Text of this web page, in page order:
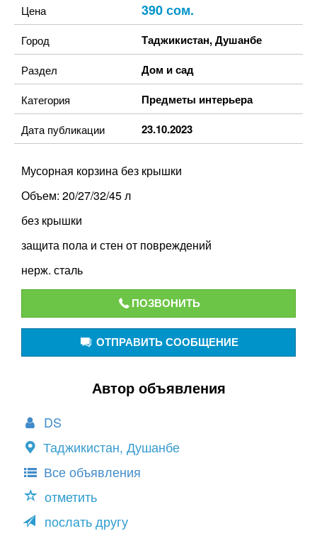
Цена 390 сом.
Город Таджикистан,Душанбе
Раздел Дом и сад
Категория Предметы интерьера
Дата публикации 23.10.2023
Мусорная корзина без крышки
Объем: 20/27/32/45 л
без крышки
защита пола и стен от повреждений
нерж. сталь
ПОЗВОНИТЬ
ОТПРАВИТЬ СООБЩЕНИЕ
Автор объявления
DS
Таджикистан, Душанбе
Все объявления
отметить
послать другу